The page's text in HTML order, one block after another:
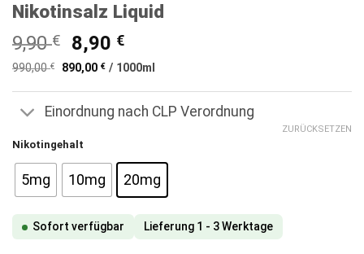
Nikotinsalz Liquid
9,90€
Ursprünglicher
Preis
war:
9,90 €
8,90 €Aktueller
Preis
8,90 €.
990,00€ 890,00€ / 1000ml
Einordnung nach CLP Verordnung
Nikotingehalt
5mg 10mg 20mg
ZURÜCKSETZEN
Sofort verfügbar Lieferung 1 - 3 Werktage